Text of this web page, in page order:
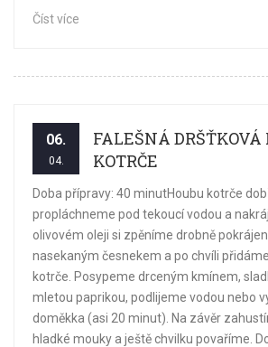
Číst více
06.
04.
FALEŠNÁ
KOTRČE
Doba přípravy: 40 minutHoubu kotrče
propláchneme pod tekoucí vodou a
olivovém oleji si zpěníme drobně
nasekaným česnekem a po chvíli
kotrče. Posypeme drceným kmínem,
mletou paprikou, podlijeme vodou nebo
doměkka (asi 20 minut). Na závěr
hladké mouky a ještě chvilku povaříme.